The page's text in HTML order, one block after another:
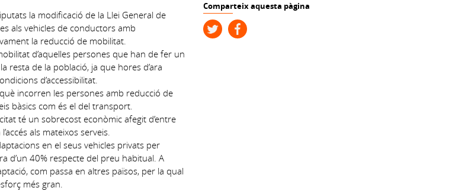
la modificació de la Llei General de
als vehicles de conductors amb
la reducció de mobilitat.
d’aquelles persones que han de fer un
resta de la població, ja que hores d’ara
d’accessibilitat.
incorren les persones amb reducció de
bàsics com és el del transport.
té un sobrecost econòmic afegit d’entre
als mateixos serveis.
en el seus vehicles privats per
d’un 40% respecte del preu habitual. A
com passa en altres països, per la qual
més gran.
Comparteix aquesta pàgina